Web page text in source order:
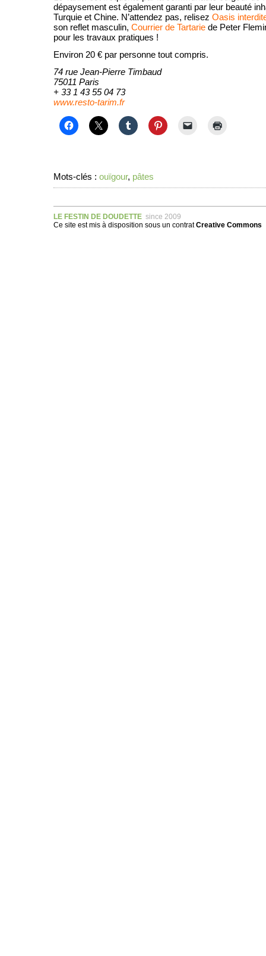
dépaysement est également garanti par leur beauté
Turquie et Chine. N’attendez pas, relisez Oasis
son reflet masculin, Courrier de Tartarie de Peter
pour les travaux pratiques !
Environ 20 € par personne tout compris.
74 rue Jean-Pierre Timbaud
75011 Paris
+ 33 1 43 55 04 73
www.resto-tarim.fr
Mots-clés : ouïgour, pâtes
LE FESTIN DE DOUDETTE since 2009
Ce site est mis à disposition sous un contratCreative Commons